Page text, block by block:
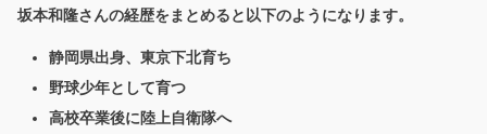
坂本和隆さんの経歴をまとめると以下のようになります。
静岡県出身、東京下北育ち
野球少年として育つ
高校卒業後に陸上自衛隊へ